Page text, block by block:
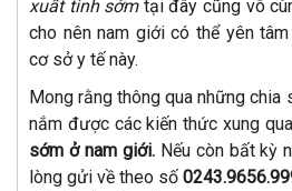
xuất tinh sớmtại đây cũng vô
cho nên nam giới có thể yên
cơ sở y tế này.
Mong rằng thông qua những
nắm được các kiến thức xung
sớm ở nam giới. Nếu còn bất kỳ
lòng gửi về theo số